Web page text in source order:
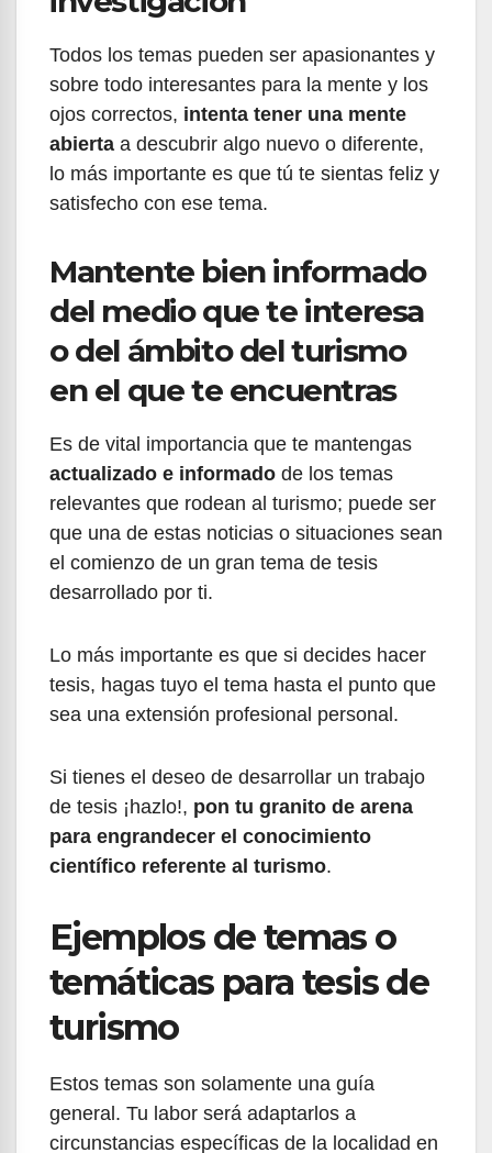
Todos los temas pueden ser apasionantes y
sobre todo interesantes para la mente y los
ojos correctos, intenta tener una mente
abierta a descubrir algo nuevo o diferente,
lo más importante es que tú te sientas feliz y
satisfecho con ese tema.
Mantente bien informado
del medio que te interesa
o del ámbito del turismo
en el que te encuentras
Es de vital importancia que te mantengas
actualizado e informado de los temas
relevantes que rodean al turismo; puede ser
que una de estas noticias o situaciones sean
el comienzo de un gran tema de tesis
desarrollado por ti.
Lo más importante es que si decides hacer
tesis, hagas tuyo el tema hasta el punto que
sea una extensión profesional personal.
Si tienes el deseo de desarrollar un trabajo
de tesis ¡hazlo!, pon tu granito de arena
para engrandecer el conocimiento
científico referente al turismo.
Ejemplos de temas o
temáticas para tesis de
turismo
Estos temas son solamente una guía
general. Tu labor será adaptarlos a
circunstancias específicas de la localidad en